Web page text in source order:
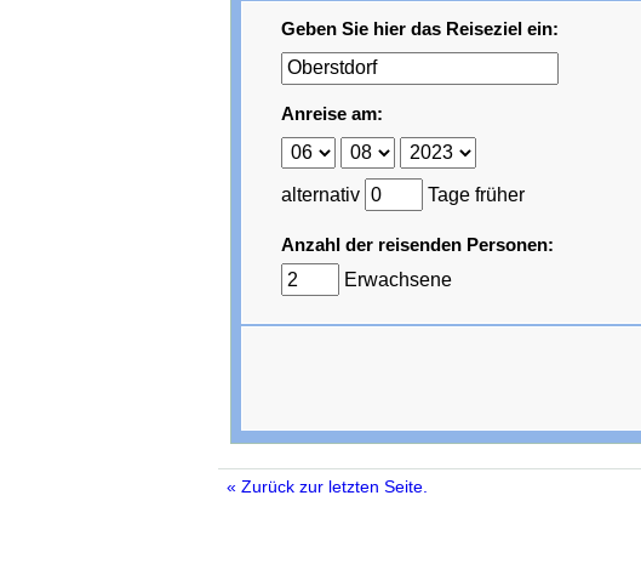
Geben Sie hier das Reiseziel ein:
Anreise am:
alternativ Tage früher
Anzahl der reisenden Personen:
Erwachsene
« Zurück zur letzten Seite.